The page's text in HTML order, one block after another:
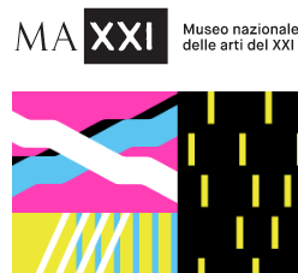
Estate al MAXXI 2021